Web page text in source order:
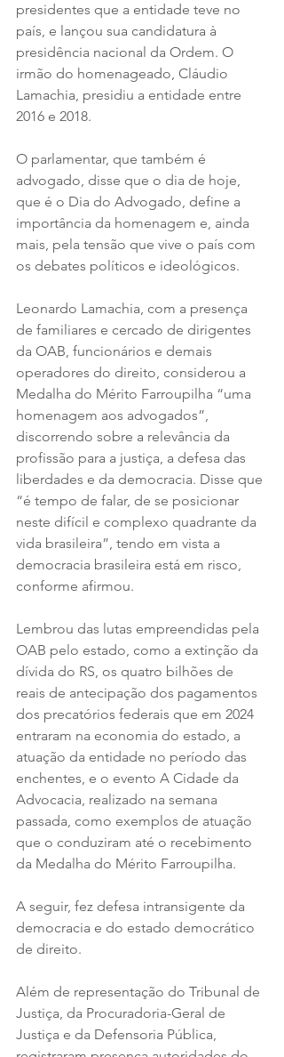
presidentes que a entidade teve no
país, e lançou sua candidatura à
presidência nacional da Ordem. O
irmão do homenageado, Cláudio
Lamachia, presidiu a entidade entre
2016 e 2018.
O parlamentar, que também é
advogado, disse que o dia de hoje,
que é o Dia do Advogado, define a
importância da homenagem e, ainda
mais, pela tensão que vive o país com
os debates políticos e ideológicos.
Leonardo Lamachia, com a presença
de familiares e cercado de dirigentes
da OAB, funcionários e demais
operadores do direito, considerou a
Medalha do Mérito Farroupilha “uma
homenagem aos advogados”,
discorrendo sobre a relevância da
profissão para a justiça, a defesa das
liberdades e da democracia. Disse que
“é tempo de falar, de se posicionar
neste difícil e complexo quadrante da
vida brasileira”, tendo em vista a
democracia brasileira está em risco,
conforme afirmou.
Lembrou das lutas empreendidas pela
OAB pelo estado, como a extinção da
dívida do RS, os quatro bilhões de
reais de antecipação dos pagamentos
dos precatórios federais que em 2024
entraram na economia do estado, a
atuação da entidade no período das
enchentes, e o evento A Cidade da
Advocacia, realizado na semana
passada, como exemplos de atuação
que o conduziram até o recebimento
da Medalha do Mérito Farroupilha.
A seguir, fez defesa intransigente da
democracia e do estado democrático
de direito.
Além de representação do Tribunal de
Justiça, da Procuradoria-Geral de
Justiça e da Defensoria Pública,